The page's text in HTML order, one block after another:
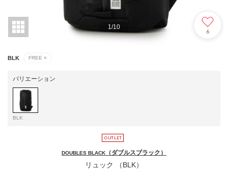
1/10
6
BLK FREE ×
バリエーション
BLK
DOUBLES BLACK （ダブルスブラック）
リュック （BLK）